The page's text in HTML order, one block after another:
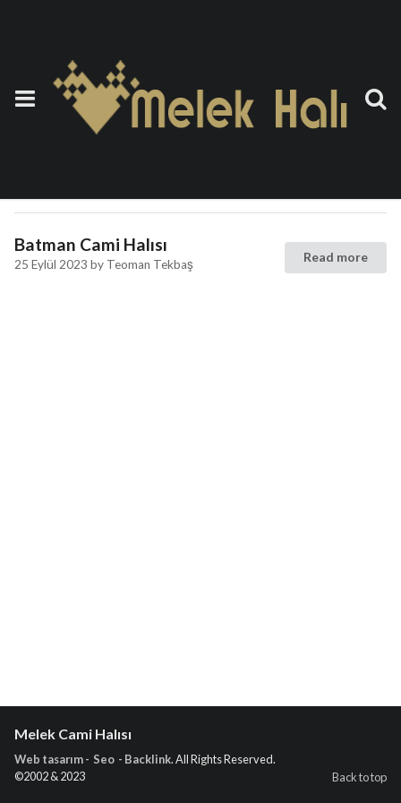
Etiket:Otel Halısı Batman
Batman Cami Halısı
25 Eylül 2023 by Teoman Tekbaş Read more
Melek Cami Halısı
Web tasarım - Seo - Backlink. All Rights Reserved.
©2002 & 2023
Back to top